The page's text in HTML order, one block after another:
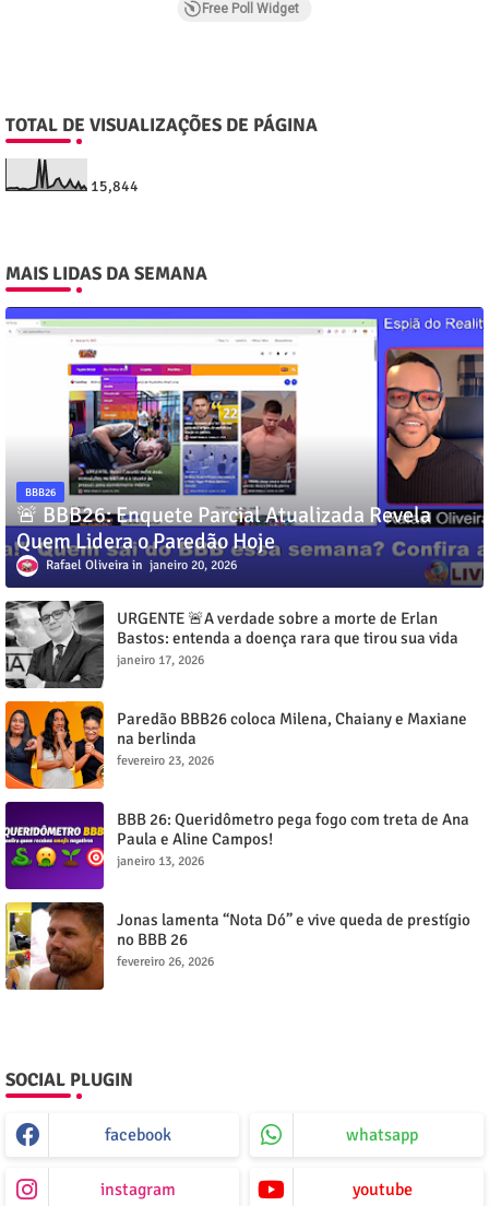
Free Poll Widget
TOTAL DE VISUALIZAÇÕES DE PÁGINA
15,844
MAIS LIDAS DA SEMANA
BBB26
🚨 BBB26: Enquete Parcial Atualizada Revela
Quem Lidera o Paredão Hoje
Rafael Oliveira janeiro 20, 2026
URGENTE 🚨A verdade sobre a morte de Erlan
Bastos: entenda a doença rara que tirou sua vida
aos 32 anos”
janeiro 17, 2026
Paredão BBB26 coloca Milena, Chaiany e Maxiane
na berlinda
fevereiro 23, 2026
BBB 26: Queridômetro pega fogo com treta de Ana
Paula e Aline Campos!
janeiro 13, 2026
Jonas lamenta “Nota Dó” e vive queda de prestígio
no BBB 26
fevereiro 26, 2026
SOCIAL PLUGIN
facebook whatsapp
instagram youtube